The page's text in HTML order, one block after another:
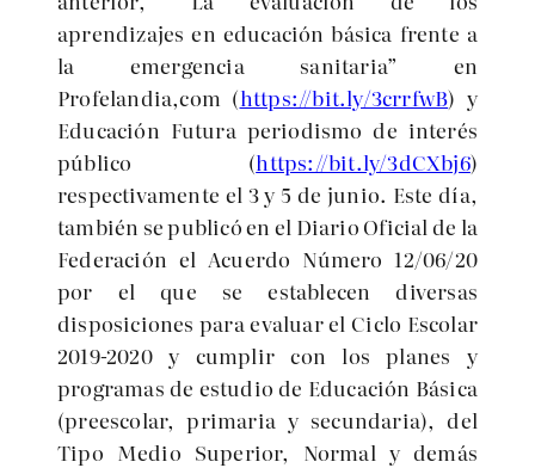
aprendizajes en educación básica frente a
la emergencia sanitaria” en
Profelandia,com (https://bit.ly/3crrfwB) y
Educación Futura periodismo de interés
público (https://bit.ly/3dCXbj6)
respectivamente el 3 y 5 de junio. Este día,
también se publicó en el Diario Oficial de la
Federación el Acuerdo Número 12/06/20
por el que se establecen diversas
disposiciones para evaluar el Ciclo Escolar
2019-2020 y cumplir con los planes y
programas de estudio de Educación Básica
(preescolar, primaria y secundaria), del
Tipo Medio Superior, Normal y demás